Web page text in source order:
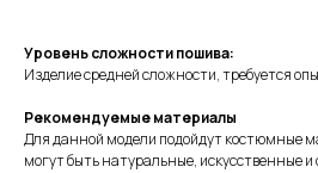
Уровень сложности пошива:
Изделие средней сложности, требуется
Рекомендуемые материалы
Для данной модели подойдут костюмные
могут быть натуральные, искусственные и